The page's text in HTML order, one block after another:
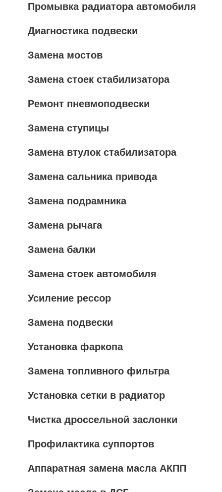
Промывка радиатора автомобиля
Диагностика подвески
Замена мостов
Замена стоек стабилизатора
Ремонт пневмоподвески
Замена ступицы
Замена втулок стабилизатора
Замена сальника привода
Замена подрамника
Замена рычага
Замена балки
Замена стоек автомобиля
Усиление рессор
Замена подвески
Установка фаркопа
Замена топливного фильтра
Установка сетки в радиатор
Чистка дроссельной заслонки
Профилактика суппортов
Аппаратная замена масла АКПП